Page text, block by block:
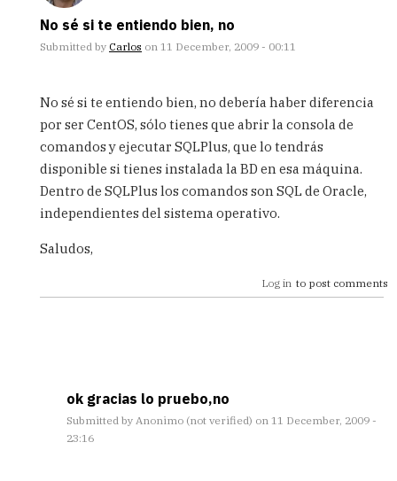
No sé si te entiendo bien, no
Submitted by Carlos on 11 December, 2009 - 00:11
reply
Hola
me
gustaria
saber
by
(not
No sé si te entiendo bien, no debería haber diferencia
por ser CentOS, sólo tienes que abrir la consola de
comandos y ejecutar SQLPlus, que lo tendrás
disponible si tienes instalada la BD en esa máquina.
Dentro de SQLPlus los comandos son SQL de Oracle,
independientes del sistema operativo.
Saludos,
Log in to post comments
ok gracias lo pruebo,no
Submitted by Anonimo (not verified) on 11 December, 2009 -
23:16